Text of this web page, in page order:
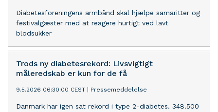
Diabetesforeningens armbånd skal hjælpe samaritter og
festivalgæster med at reagere hurtigt ved lavt
blodsukker
Trods ny diabetesrekord: Livsvigtigt
måleredskab er kun for de få
9.5.2026 06:30:00 CEST Pressemeddelelse
Danmark har igen sat rekord i type 2-diabetes. 348.500